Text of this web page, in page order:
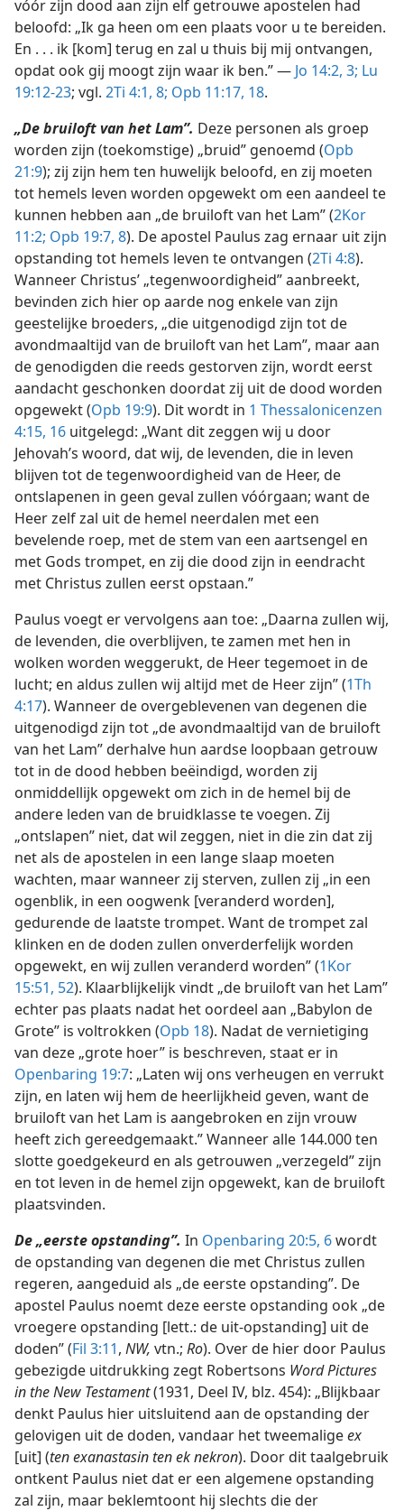
vóór zijn dood aan zijn elf getrouwe apostelen had
beloofd: „Ik ga heen om een plaats voor u te bereiden.
En . . . ik [kom] terug en zal u thuis bij mij ontvangen,
opdat ook gij moogt zijn waar ik ben.” — Jo 14:2, 3; Lu
19:12-23; vgl. 2Ti 4:1, 8; Opb 11:17, 18.
„De bruiloft van het Lam”. Deze personen als groep
worden zijn (toekomstige) „bruid” genoemd (Opb
21:9); zij zijn hem ten huwelijk beloofd, en zij moeten
tot hemels leven worden opgewekt om een aandeel te
kunnen hebben aan „de bruiloft van het Lam” (2Kor
11:2; Opb 19:7, 8). De apostel Paulus zag ernaar uit zijn
opstanding tot hemels leven te ontvangen (2Ti 4:8).
Wanneer Christus’ „tegenwoordigheid” aanbreekt,
bevinden zich hier op aarde nog enkele van zijn
geestelijke broeders, „die uitgenodigd zijn tot de
avondmaaltijd van de bruiloft van het Lam”, maar aan
de genodigden die reeds gestorven zijn, wordt eerst
aandacht geschonken doordat zij uit de dood worden
opgewekt (Opb 19:9). Dit wordt in 1 Thessalonicenzen
4:15, 16 uitgelegd: „Want dit zeggen wij u door
Jehovah’s woord, dat wij, de levenden, die in leven
blijven tot de tegenwoordigheid van de Heer, de
ontslapenen in geen geval zullen vóórgaan; want de
Heer zelf zal uit de hemel neerdalen met een
bevelende roep, met de stem van een aartsengel en
met Gods trompet, en zij die dood zijn in eendracht
met Christus zullen eerst opstaan.”
Paulus voegt er vervolgens aan toe: „Daarna zullen wij,
de levenden, die overblijven, te zamen met hen in
wolken worden weggerukt, de Heer tegemoet in de
lucht; en aldus zullen wij altijd met de Heer zijn” (1Th
4:17). Wanneer de overgeblevenen van degenen die
uitgenodigd zijn tot „de avondmaaltijd van de bruiloft
van het Lam” derhalve hun aardse loopbaan getrouw
tot in de dood hebben beëindigd, worden zij
onmiddellijk opgewekt om zich in de hemel bij de
andere leden van de bruidklasse te voegen. Zij
„ontslapen” niet, dat wil zeggen, niet in die zin dat zij
net als de apostelen in een lange slaap moeten
wachten, maar wanneer zij sterven, zullen zij „in een
ogenblik, in een oogwenk [veranderd worden],
gedurende de laatste trompet. Want de trompet zal
klinken en de doden zullen onverderfelijk worden
opgewekt, en wij zullen veranderd worden” (1Kor
15:51, 52). Klaarblijkelijk vindt „de bruiloft van het Lam”
echter pas plaats nadat het oordeel aan „Babylon de
Grote” is voltrokken (Opb 18). Nadat de vernietiging
van deze „grote hoer” is beschreven, staat er in
Openbaring 19:7: „Laten wij ons verheugen en verrukt
zijn, en laten wij hem de heerlijkheid geven, want de
bruiloft van het Lam is aangebroken en zijn vrouw
heeft zich gereedgemaakt.” Wanneer alle 144.000 ten
slotte goedgekeurd en als getrouwen „verzegeld” zijn
en tot leven in de hemel zijn opgewekt, kan de bruiloft
plaatsvinden.
De „eerste opstanding”. In Openbaring 20:5, 6wordt
de opstanding van degenen die met Christus zullen
regeren, aangeduid als „de eerste opstanding”. De
apostel Paulus noemt deze eerste opstanding ook „de
vroegere opstanding [lett.: de uit-opstanding] uit de
doden” (Fil 3:11, NW, vtn.; Ro). Over de hier door Paulus
gebezigde uitdrukking zegt Robertsons Word Pictures
in the New Testament(1931, Deel IV, blz. 454): „Blijkbaar
denkt Paulus hier uitsluitend aan de opstanding der
gelovigen uit de doden, vandaar het tweemaligeex
[uit] (ten exanastasin ten ek nekron). Door dit taalgebruik
ontkent Paulus niet dat er een algemene opstanding
zal zijn, maar beklemtoont hij slechts die der